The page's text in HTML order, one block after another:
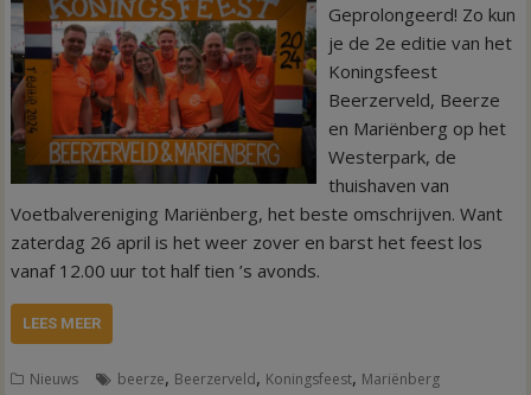
Geprolongeerd! Zo kun
je de 2e editie van het
Koningsfeest
Beerzerveld, Beerze
en Mariënberg op het
Westerpark, de
thuishaven van
Voetbalvereniging Mariënberg, het beste omschrijven. Want
zaterdag 26 april is het weer zover en barst het feest los
vanaf 12.00 uur tot half tien ’s avonds.
LEES MEER
Nieuws beerze, Beerzerveld, Koningsfeest, Mariënberg